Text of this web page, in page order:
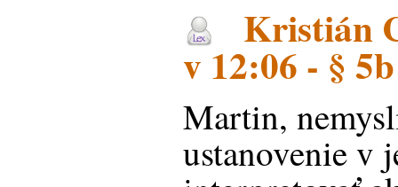
Kristián
v 12:06 - §
Martin,
ustanovenie v